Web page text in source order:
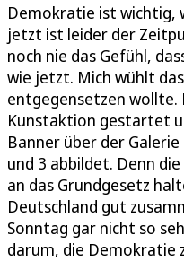
Demokratie ist wichtig,
jetzt ist leider der
noch nie das Gefühl,
wie jetzt. Mich wühlt
entgegensetzen wollte.
Kunstaktion gestartet
Banner über der
und 3 abbildet. Denn die
an das Grundgesetz
Deutschland gut
Sonntag gar nicht so
darum, die Demokratie